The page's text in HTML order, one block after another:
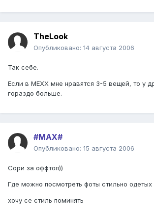
TheLook
Опубликовано: 14 августа 2006
Так себе.
Если в MEXX мне нравятся 3-5 вещей, то у
гораздо больше.
#MAX#
Опубликовано: 15 августа 2006
Сори за оффтоп))
Где можно посмотреть фоты стильно
хочу се стиль поминять